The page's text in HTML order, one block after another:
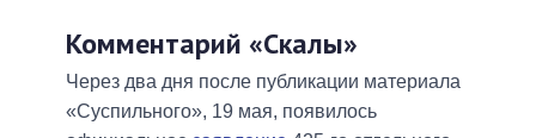
Комментарий «Скалы»
Через два дня после публикации материала
«Суспильного», 19 мая, появилось